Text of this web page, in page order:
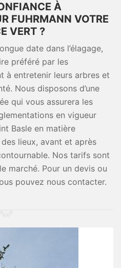
À
FUHRMANN VOTRE
VERT ?
date dans l’élagage,
préféré par les
à entretenir leurs arbres et
Nous disposons d’une
qui vous assurera les
en vigueur
Basle en matière
des lieux, avant et après
Nos tarifs sont
marché. Pour un devis ou
pouvez nous contacter.